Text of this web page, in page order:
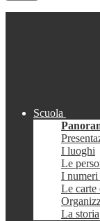
Scuola
I luoghi
Le
I numeri
Le carte
La storia